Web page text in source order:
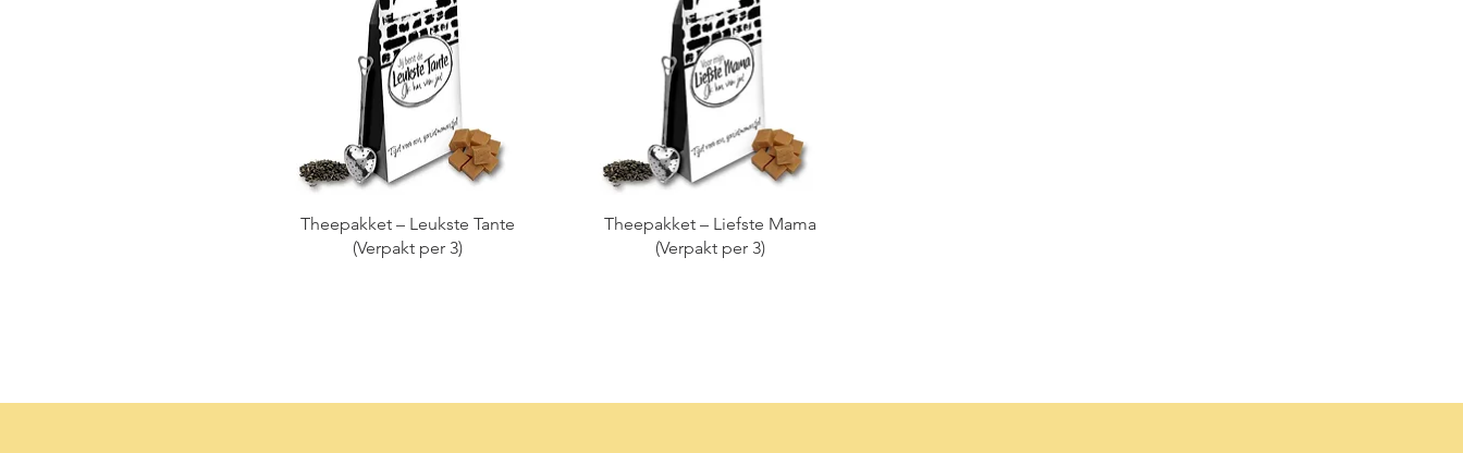
Theepakket – Leukste Tante
(Verpakt per 3)
Theepakket – Liefste Mama
(Verpakt per 3)